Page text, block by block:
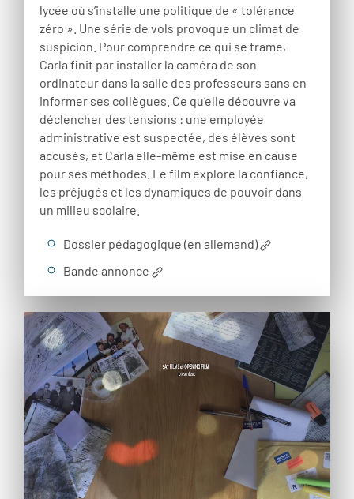
lycée où s’installe une politique de « tolérance
zéro ». Une série de vols provoque un climat de
suspicion. Pour comprendre ce qui se trame,
Carla finit par installer la caméra de son
ordinateur dans la salle des professeurs sans en
informer ses collègues. Ce qu’elle découvre va
déclencher des tensions : une employée
administrative est suspectée, des élèves sont
accusés, et Carla elle-même est mise en cause
pour ses méthodes. Le film explore la confiance,
les préjugés et les dynamiques de pouvoir dans
un milieu scolaire.
Dossier pédagogique (en allemand)
Bande annonce